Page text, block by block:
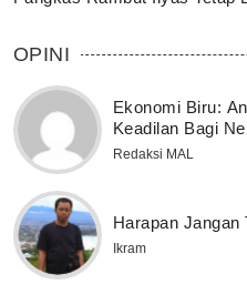
OPINI
Ekonomi Biru:
Keadilan Bagi
Redaksi MAL
Harapan Jangan
Ikram